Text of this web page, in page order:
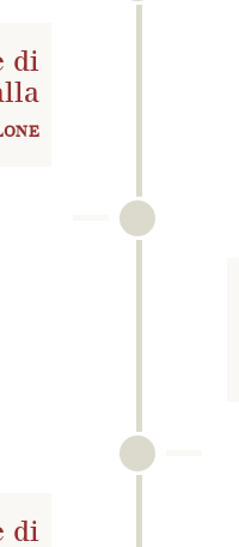
di
di